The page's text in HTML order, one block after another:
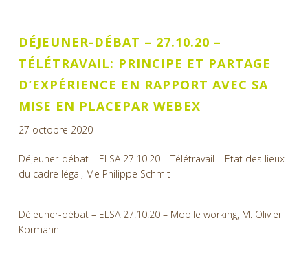
DÉJEUNER-DÉBAT – 27.10.20 –
TÉLÉTRAVAIL: PRINCIPE ET PARTAGE
D’EXPÉRIENCE EN RAPPORT AVEC SA
MISE EN PLACEPAR WEBEX
27 octobre 2020
Déjeuner-débat – ELSA 27.10.20 – Télétravail – Etat des lieux
du cadre légal, Me Philippe Schmit
Déjeuner-débat – ELSA 27.10.20 – Mobile working, M. Olivier
Kormann